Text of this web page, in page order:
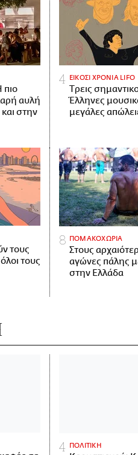
πιο
αυλή
στην
ΕΙΚΟΣΙ ΧΡΟΝΙΑ LIFO
Tρεις
Έλληνες
μεγάλες
τους
τους
ΠΟΜΑΚΟΧΩΡΙΑ
Στους
αγώνες πάλης
στην Ελλάδα
ΠΟΛΙΤΙΚΗ